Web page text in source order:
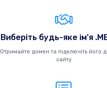
Виберіть будь-яке ім'я
Отримайте домен та підключіть його
сайту